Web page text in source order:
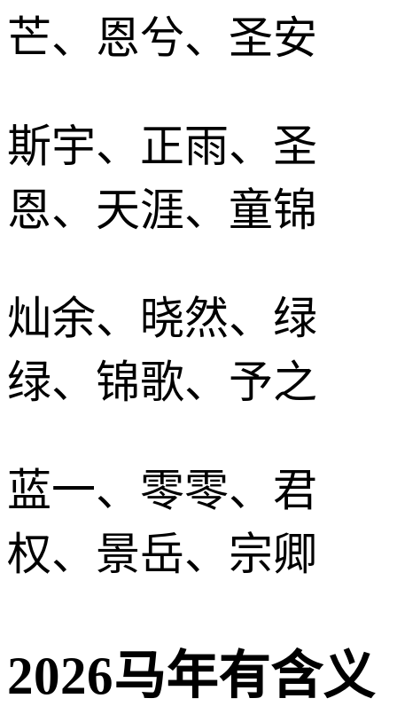
芒、恩兮、圣安
斯宇、正雨、圣
恩、天涯、童锦
灿余、晓然、绿
绿、锦歌、予之
蓝一、零零、君
权、景岳、宗卿
2026马年有含义